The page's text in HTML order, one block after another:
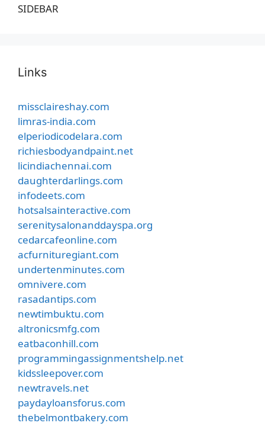
SIDEBAR
Links
missclaireshay.com
limras-india.com
elperiodicodelara.com
richiesbodyandpaint.net
licindiachennai.com
daughterdarlings.com
infodeets.com
hotsalsainteractive.com
serenitysalonanddayspa.org
cedarcafeonline.com
acfurnituregiant.com
undertenminutes.com
omnivere.com
rasadantips.com
newtimbuktu.com
altronicsmfg.com
eatbaconhill.com
programmingassignmentshelp.net
kidssleepover.com
newtravels.net
paydayloansforus.com
thebelmontbakery.com